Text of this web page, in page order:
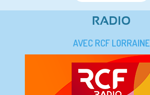
RADIO
AVEC RCF LORRAINE